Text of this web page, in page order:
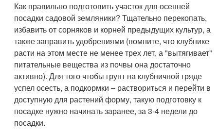
Как правильно подготовить участок для осенней
посадки садовой земляники? Тщательно перекопать,
избавить от сорняков и корней предыдущих культур, а
также заправить удобрениями (помните, что клубнике
расти на этом месте не менее трех лет, а "вытягивает"
питательные вещества из почвы она достаточно
активно). Для того чтобы грунт на клубничной гряде
успел осесть, а подкормки – раствориться и перейти в
доступную для растений форму, такую подготовку к
посадке нужно начинать заранее, за 3-4 недели до
посадки.